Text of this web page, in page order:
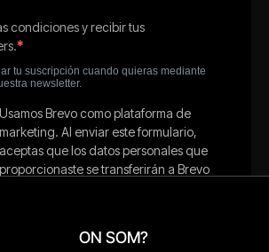
ON SOM?